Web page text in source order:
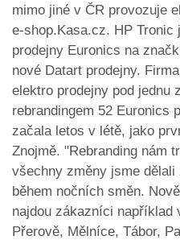
mimo jiné v ČR provozuje
e-shop.Kasa.cz. HP Tronic
prodejny Euronics na
nové Datart prodejny.
elektro prodejny pod jednu
rebrandingem 52 Euronics
začala letos v létě, jako
Znojmě. "Rebranding nám
všechny změny jsme
během nočních směn.
najdou zákazníci například
Přerově, Mělníce, Tábor,